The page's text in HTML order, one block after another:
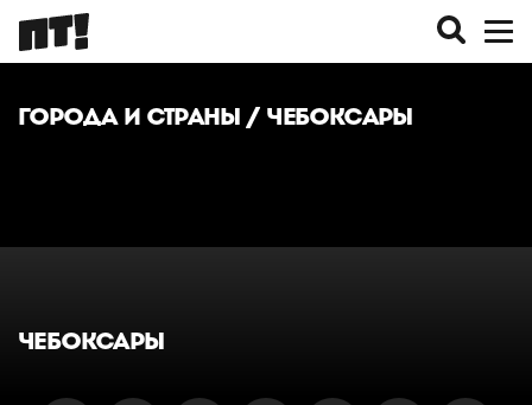
ГОРОДА И СТРАНЫ / ЧЕБОКСАРЫ
ЧЕБОКСАРЫ